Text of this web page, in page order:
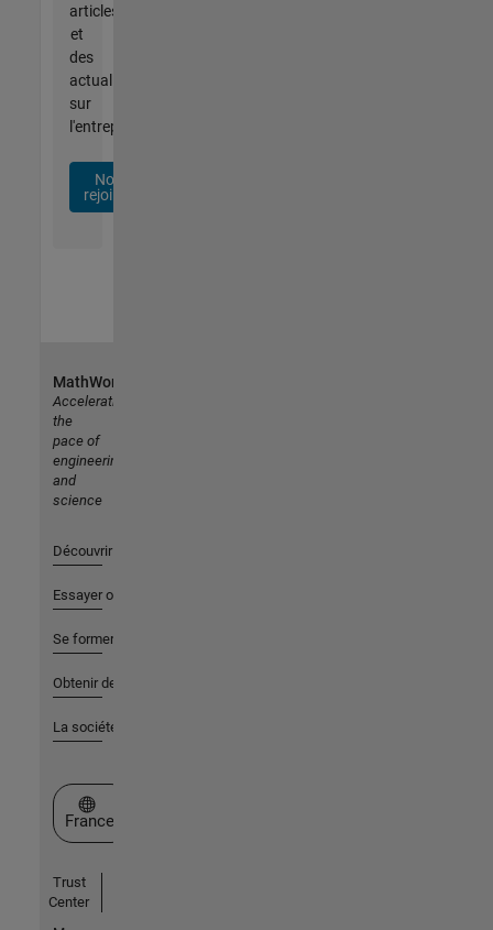
articles
et
des
actualités
sur
l'entreprise.
Nous
rejoindre
MathWorks
Accelerating
the
pace of
engineering
and
science
Découvrir les produits
Essayer ou acheter
Se former
Obtenir de l'aide
La société
Sélectionner un site web
France
Trust
Center